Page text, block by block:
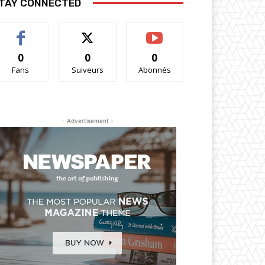
CONNECTED
0
Fans
0
Suiveurs
0
Abonnés
- Advertisement -